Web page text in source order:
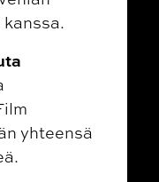
yhteensä